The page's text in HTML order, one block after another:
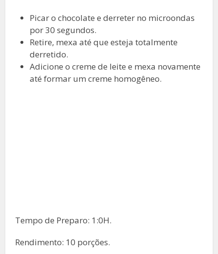
Picar o chocolate e derreter no microondas
por 30 segundos.
Retire, mexa até que esteja totalmente
derretido.
Adicione o creme de leite e mexa novamente
até formar um creme homogêneo.
Tempo de Preparo: 1:0H.
Rendimento: 10 porções.